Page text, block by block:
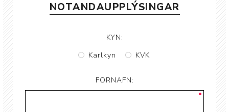
NOTANDAUPPLÝSINGAR
KYN:
Karlkyn
KVK
FORNAFN: